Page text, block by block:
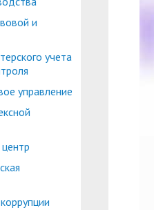
управление
центр
коррупции
политике и
и аспирантов
центр поддержки
центр
иностранных граждан
как иностранного
модуль «Обучение
и
учета
управление